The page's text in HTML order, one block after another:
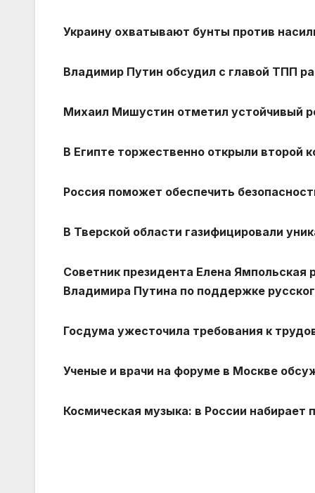
Украину охватывают бунты против
Владимир Путин обсудил с главой ТПП
Михаил Мишустин отметил устойчивый
В Египте торжественно открыли второй
Россия поможет обеспечить
В Тверской области газифицировали
Советник президента Елена Ямпольская
Владимира Путина по поддержке
Госдума ужесточила требования к
Ученые и врачи на форуме в Москве
Космическая музыка: в России набирает